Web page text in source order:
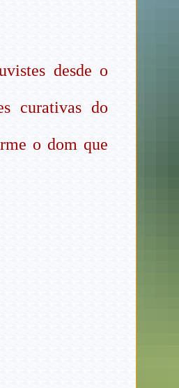
desde o
curativas do
o dom que